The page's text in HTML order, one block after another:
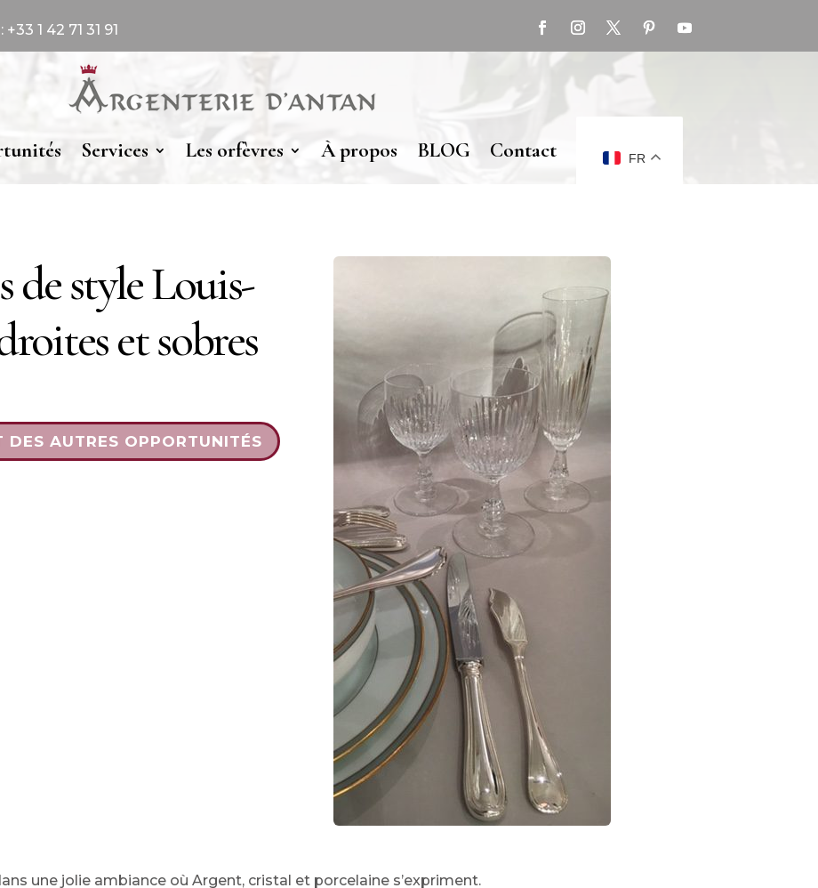
1 42 71 31 91
Services Les orfèvres À propos BLOG Contact FR
de style Louis-
et sobres
DES AUTRES OPPORTUNITÉS
une jolie ambiance où Argent, cristal et porcelaine s’expriment.